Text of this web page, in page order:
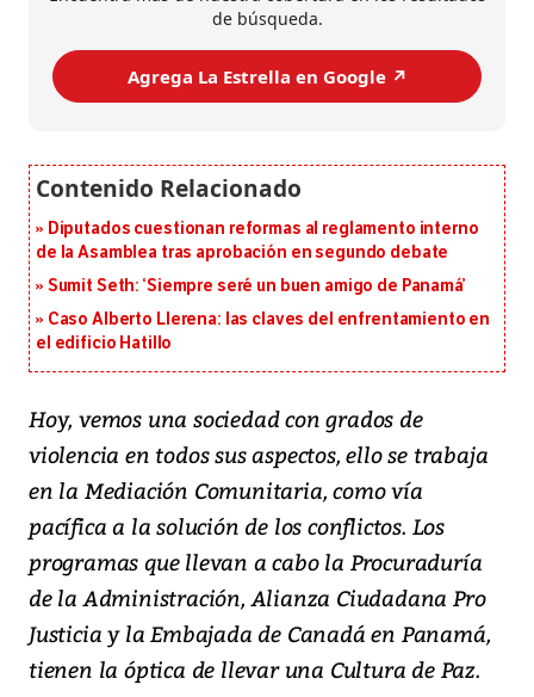
de búsqueda.
Agrega La Estrella en Google ↗️
Diputados cuestionan reformas al reglamento interno
de la Asamblea tras aprobación en segundo debate
Sumit Seth: ‘Siempre seré un buen amigo de Panamá’
Caso Alberto Llerena: las claves del enfrentamiento en
el edificio Hatillo
Hoy, vemos una sociedad con grados de
violencia en todos sus aspectos, ello se trabaja
en la Mediación Comunitaria, como vía
pacífica a la solución de los conflictos. Los
programas que llevan a cabo la Procuraduría
de la Administración, Alianza Ciudadana Pro
Justicia y la Embajada de Canadá en Panamá,
tienen la óptica de llevar una Cultura de Paz.